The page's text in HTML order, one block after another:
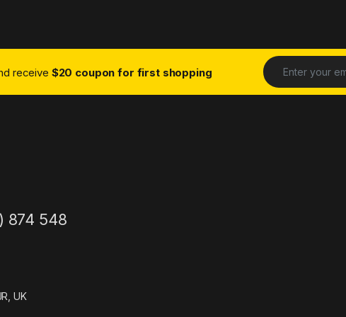
receive $20 coupon for first shopping
874 548
UK